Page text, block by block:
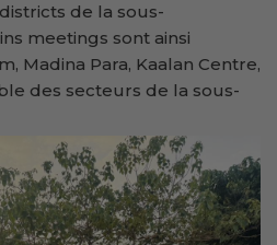
de la sous-
meetings sont ainsi
Madina Para, Kaalan Centre,
des secteurs de la sous-